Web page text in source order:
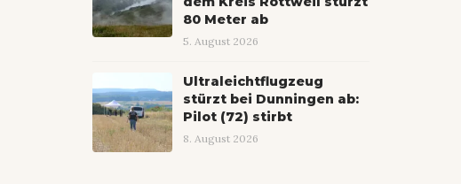
80 Meter ab
5. August 2026
Ultraleichtflugzeug
stürzt bei Dunningen ab:
Pilot (72) stirbt
8. August 2026